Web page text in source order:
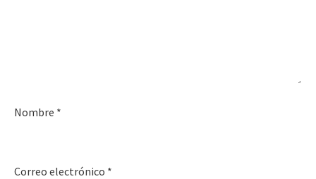
Nombre *
Correo electrónico *